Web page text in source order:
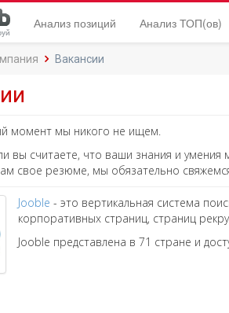
Анализ позиций Анализ ТОП(ов)
Вакансии
момент мы никого не ищем.
вы считаете, что ваши знания и
свое резюме, мы обязательно
Jooble - это вертикальная система
корпоративных страниц, страниц
Jooble представлена в 71 стране и